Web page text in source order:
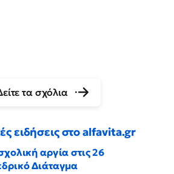
τα σχόλια
ειδήσεις στο alfavita.gr
αργία στις 26
Διάταγμα